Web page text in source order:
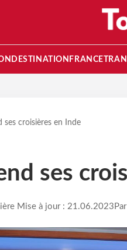
DESTINATION FRANCE
ses croisières en Inde
ses
Mise à jour : 21.06.2023